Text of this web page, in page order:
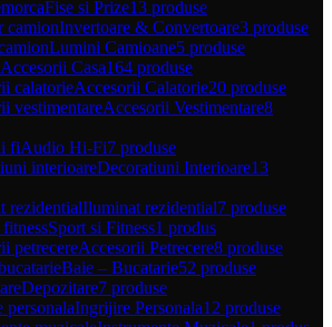
Fise si Prize13 produse
Invertoare & Convertoare3 produse
Lumini Camioane5 produse
Accesorii Casa164 produse
Accesorii Calatorie20 produse
Accesorii Vestimentare8
Audio Hi-Fi7 produse
Decoratiuni Interioare13
Iluminat rezidential7 produse
Sport si Fitness1 produs
Accesorii Petrecere8 produse
Baie – Bucatarie52 produse
Depozitare7 produse
Ingrijire Personala12 produse